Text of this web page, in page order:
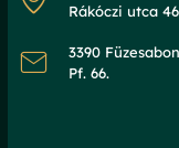
Rákóczi utca
3390
Pf. 66.